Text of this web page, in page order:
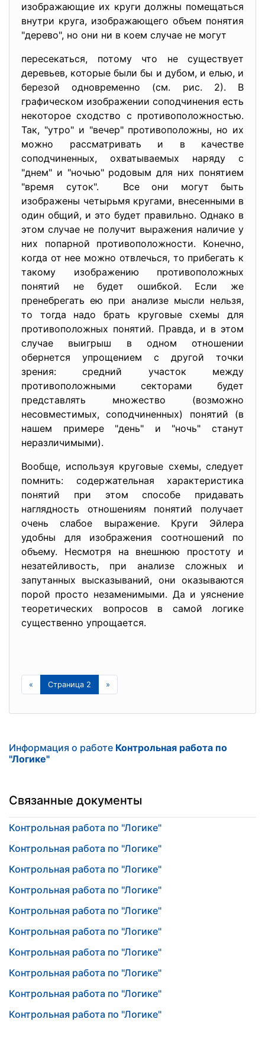
изображающие их круги должны помещаться
внутри круга, изображающего объем понятия
"дерево", но они ни в коем случае не могут
пересекаться, потому что не существует
деревьев, которые были бы и дубом, и елью, и
березой одновременно (см. рис. 2). В
графическом изображении соподчинения есть
некоторое сходство с противоположностью.
Так, "утро" и "вечер" противоположны, но их
можно рассматривать и в качестве
соподчиненных, охватываемых наряду с
"днем" и "ночью" родовым для них понятием
"время суток". Все они могут быть
изображены четырьмя кругами, внесенными в
один общий, и это будет правильно. Однако в
этом случае не получит выражения наличие у
них попарной противоположности. Конечно,
когда от нее можно отвлечься, то прибегать к
такому изображению противоположных
понятий не будет ошибкой. Если же
пренебрегать ею при анализе мысли нельзя,
то тогда надо брать круговые схемы для
противоположных понятий. Правда, и в этом
случае выигрыш в одном отношении
обернется упрощением с другой точки
зрения: средний участок между
противоположными секторами будет
представлять множество (возможно
несовместимых, соподчиненных) понятий (в
нашем примере "день" и "ночь" станут
неразличимыми).
Вообще, используя круговые схемы, следует
помнить: содержательная характеристика
понятий при этом способе придавать
наглядность отношениям понятий получает
очень слабое выражение. Круги Эйлера
удобны для изображения соотношений по
объему. Несмотря на внешнюю простоту и
незатейливость, при анализе сложных и
запутанных высказываний, они оказываются
порой просто незаменимыми. Да и уяснение
теоретических вопросов в самой логике
существенно упрощается.
« Страница 2 »
Информация о работе Контрольная работа по
"Логике"
Связанные документы
Контрольная работа по "Логике"
Контрольная работа по "Логике"
Контрольная работа по "Логике"
Контрольная работа по "Логике"
Контрольная работа по "Логике"
Контрольная работа по "Логике"
Контрольная работа по "Логике"
Контрольная работа по "Логике"
Контрольная работа по "Логике"
Контрольная работа по "Логике"